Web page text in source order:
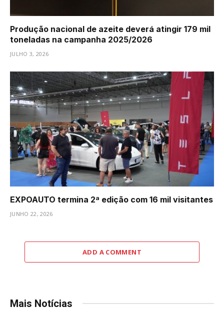
Produção nacional de azeite deverá atingir 179 mil
toneladas na campanha 2025/2026
JULHO 3, 2026
EXPOAUTO termina 2ª edição com 16 mil visitantes
JUNHO 22, 2026
ADD A COMMENT
Mais Notícias